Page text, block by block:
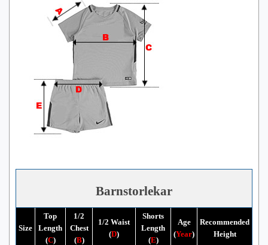
Barnstorlekar
Size
Top
Length
(C)
1/2
Chest
(B)
1/2 Waist
(D)
Shorts
Length
(E)
Age
(Year)
Recommended
Height